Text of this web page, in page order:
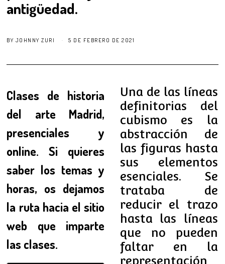
antigüedad.
BY JOHNNY ZURI 5 DE FEBRERO DE 2021
Clases de historia
del arte Madrid,
presenciales y
online. Si quieres
saber los temas y
horas, os dejamos
la ruta hacia el sitio
web que imparte
las clases.
Una de las líneas
definitorias del
cubismo es la
abstracción de
las figuras hasta
sus elementos
esenciales. Se
trataba de
reducir el trazo
hasta las líneas
que no pueden
faltar en la
representación